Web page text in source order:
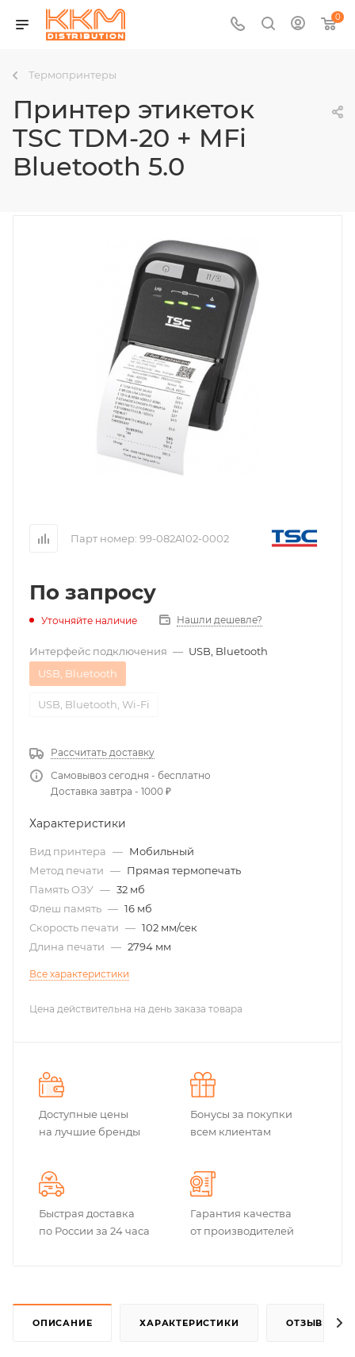
0
Термопринтеры
Принтер этикеток
TSC TDM-20 + MFi
Bluetooth 5.0
Парт номер: 99-082A102-0002
По запросу
Уточняйте наличие Нашли дешевле?
Интерфейс подключения — USB, Bluetooth
USB, Bluetooth
USB, Bluetooth, Wi-Fi
Рассчитать доставку
Самовывоз сегодня - бесплатно
Доставка завтра - 1000 ₽
Характеристики
Вид принтера — Мобильный
Метод печати — Прямая термопечать
Память ОЗУ — 32 мб
Флеш память — 16 мб
Скорость печати — 102 мм/сек
Длина печати — 2794 мм
Все характеристики
Цена действительна на день заказа товара
Доступные цены
на лучшие бренды
Бонусы за покупки
всем клиентам
Быстрая доставка
по России за 24 часа
Гарантия качества
от производителей
ОПИСАНИЕ ХАРАКТЕРИСТИКИ ОТЗЫВЫ